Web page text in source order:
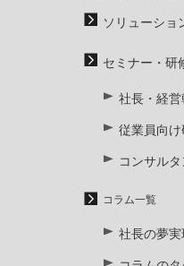
ソリューショ
セミナー・研
社長・経
従業員向け
コンサル
コラム一覧
社長の夢実